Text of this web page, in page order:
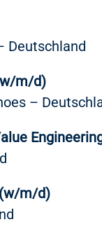
Deutschland
m/d)
–
m/d)